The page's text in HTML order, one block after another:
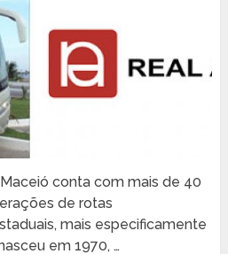
conta com mais de 40
de rotas
mais especificamente
em 1970, …